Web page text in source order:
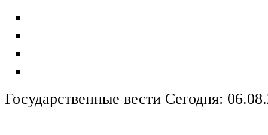
Государственные вести Сегодня: